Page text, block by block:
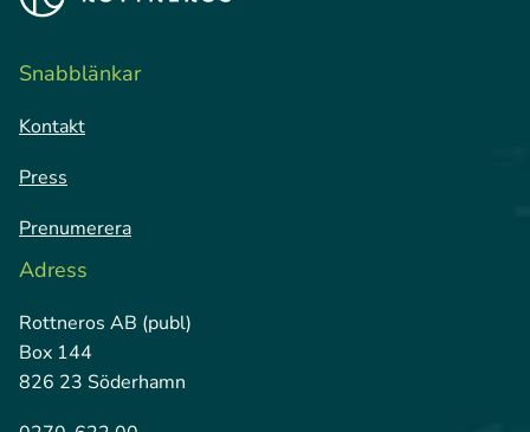
Snabblänkar
Kontakt
Press
Prenumerera
Adress
Rottneros AB (publ)
Box 144
826 23 Söderhamn